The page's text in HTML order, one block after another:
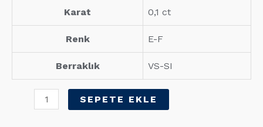
Karat 0,1 ct
Renk E-F
Berraklık VS-SI
SEPETE EKLE